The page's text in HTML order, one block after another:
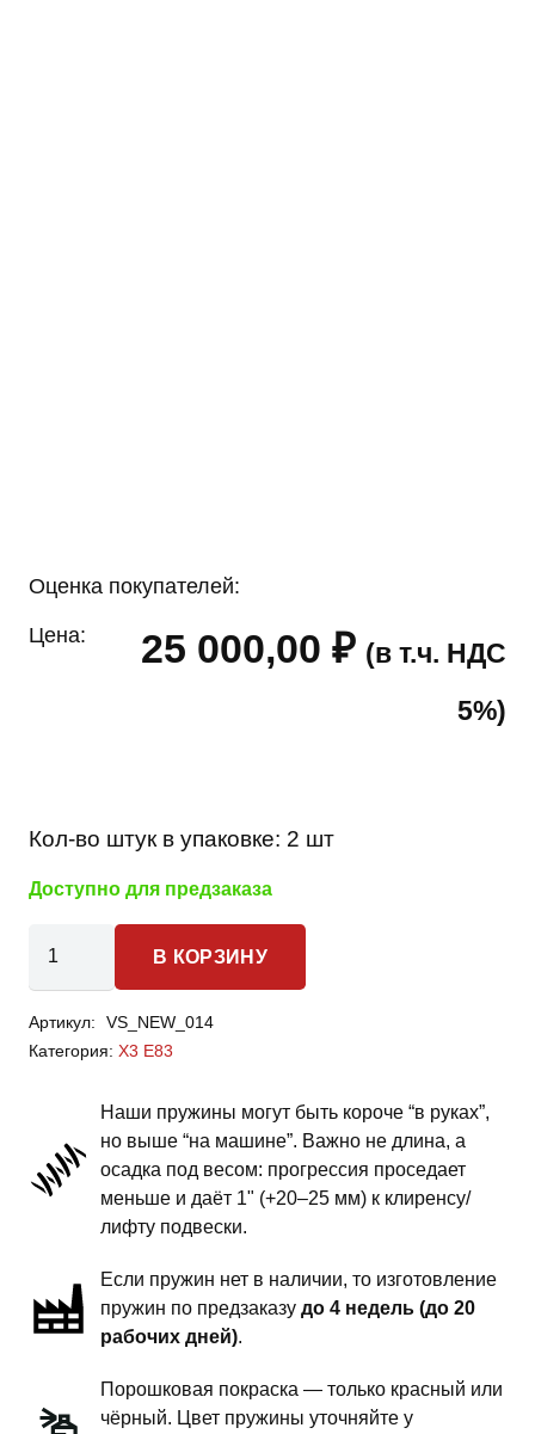
Оценка покупателей:
Цена: 25 000,00 ₽ (в т.ч. НДС
5%)
Кол-во штук в упаковке: 2 шт
Доступно для предзаказа
товара
X3
E83
пружины
задней
подвески
занижение
комфорт
В КОРЗИНУ
Артикул:
VS_NEW_014
Категория: X3 E83
Наши пружины могут быть короче “в руках”,
но выше “на машине”. Важно не длина, а
осадка под весом: прогрессия проседает
меньше и даёт 1" (+20–25 мм) к клиренсу/
лифту подвески.
Если пружин нет в наличии, то изготовление
пружин по предзаказу до 4 недель (до 20
рабочих дней).
Порошковая покраска — только красный или
чёрный. Цвет пружины уточняйте у